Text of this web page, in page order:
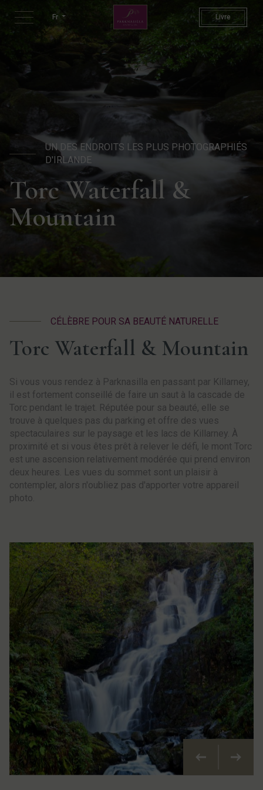
Fr
Chute d'eau de Tora |
Livre
UN DES ENDROITS LES PLUS PHOTOGRAPHIÉS
D'IRLANDE
Torc Waterfall &
Mountain
CÉLÈBRE POUR SA BEAUTÉ NATURELLE
Torc Waterfall & Mountain
Si vous vous rendez à Parknasilla en passant par Killarney,
il est fortement conseillé de faire un saut à la cascade de
Torc pendant le trajet. Réputée pour sa beauté, elle se
trouve à quelques pas du parking et offre des vues
spectaculaires sur le paysage et les lacs de Killarney. À
proximité et si vous êtes prêt à relever le défi, le mont Torc
est une ascension relativement modérée qui prend environ
deux heures. Les vues du sommet sont un plaisir à
contempler, alors n'oubliez pas d'apporter votre appareil
photo.
Précédent